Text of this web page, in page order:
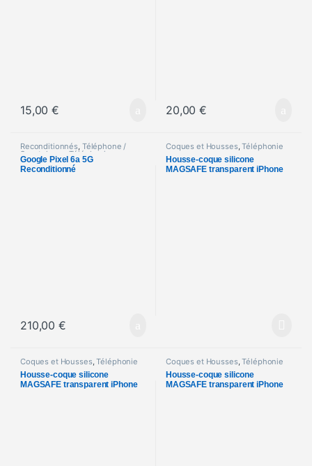
15,00€ 20,00€
Reconditionnés, Téléphone /
Smartphone ,Téléphonie
Google Pixel 6a 5G
Reconditionné
210,00€
Coques et Housses,Téléphonie
Housse-coque silicone
MAGSAFE transparent iPhone
Coques et Housses,Téléphonie
Housse-coque silicone
MAGSAFE transparent iPhone
Coques et Housses,Téléphonie
Housse-coque silicone
MAGSAFE transparent iPhone